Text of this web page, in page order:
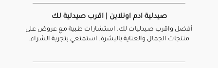
صيدلية ادم اونلاين | اقرب صيدلية لك
أفضل واقرب صيدليات لك. استشارات طبية مع عروض على
منتجات الجمال والعناية بالبشرة. استمتعي بتجربة الشراء.